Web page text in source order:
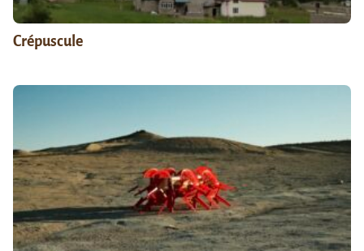
Crépuscule